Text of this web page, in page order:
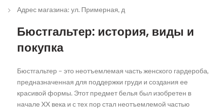
Адрес магазина: ул. Примерная, д
Бюстгальтер: история, виды и
покупка
Бюстгальтер – это неотъемлемая часть женского гардероба,
предназначенная для поддержки груди и создания ее
красивой формы. Этот предмет белья был изобретен в
начале XX века и с тех пор стал неотъемлемой частью